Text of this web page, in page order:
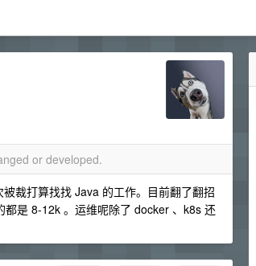
or developed.
裁打算找找 Java 的工作。目前翻了翻招
是 8-12k 。运维呢除了 docker 、k8s 还